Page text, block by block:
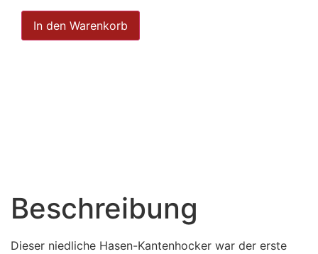
In den Warenkorb
Beschreibung
Dieser niedliche Hasen-Kantenhocker war der erste